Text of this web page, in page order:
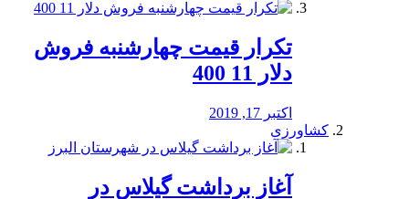
تکرار قیمت چهارشنبه فروش
دلار 11 400
اکتبر 17, 2019
کشاورزی
آغاز برداشت گیلاس در